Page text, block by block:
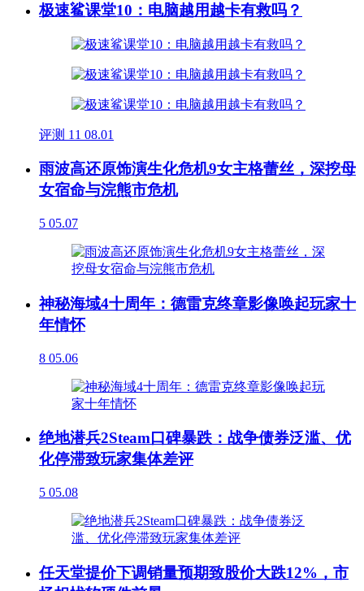
极速鲨课堂10：电脑越用越卡有救吗？
评测 11 08.01
雨波高还原饰演生化危机9女主格蕾丝，深挖母
女宿命与浣熊市危机
5 05.07
神秘海域4十周年：德雷克终章影像唤起玩家十
年情怀
8 05.06
绝地潜兵2Steam口碑暴跌：战争债券泛滥、优
化停滞致玩家集体差评
5 05.08
任天堂提价下调销量预期致股价大跌12%，市